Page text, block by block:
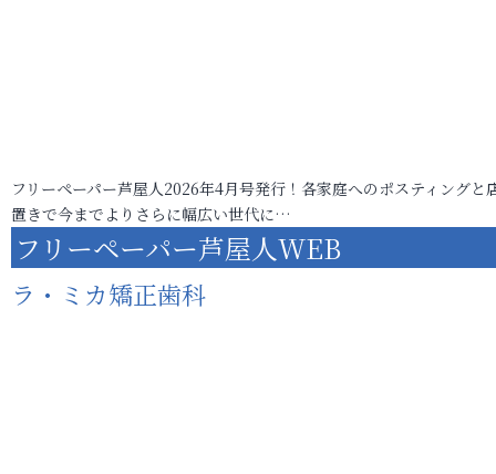
フリーペーパー芦屋人2026年4月号発行！各家庭へのポスティングと
置きで今までよりさらに幅広い世代に…
フリーペーパー芦屋人WEB
ラ・ミカ矯正歯科